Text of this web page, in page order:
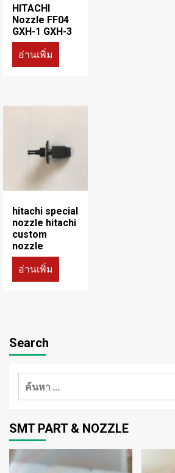
HITACHI
Nozzle FF04
GXH-1 GXH-3
อ่านเพิ่ม
hitachi special
nozzle hitachi
custom
nozzle
อ่านเพิ่ม
Search
ค้นหา
SMT PART & NOZZLE